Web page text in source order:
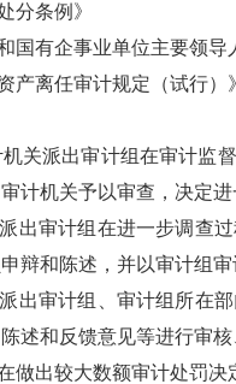
分条例》
国有企事业单位主要领
产离任审计规定（试行）
关派出审计组在审计监
计机关予以审查，决定
出审计组在进一步调查
辩和陈述，并以审计组
出审计组、审计组所在
述和反馈意见等进行审
做出较大数额审计处罚